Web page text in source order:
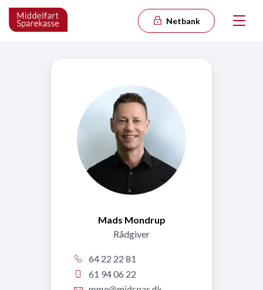
Netbank
Mads Mondrup
Rådgiver
64 22 22 81
61 94 06 22